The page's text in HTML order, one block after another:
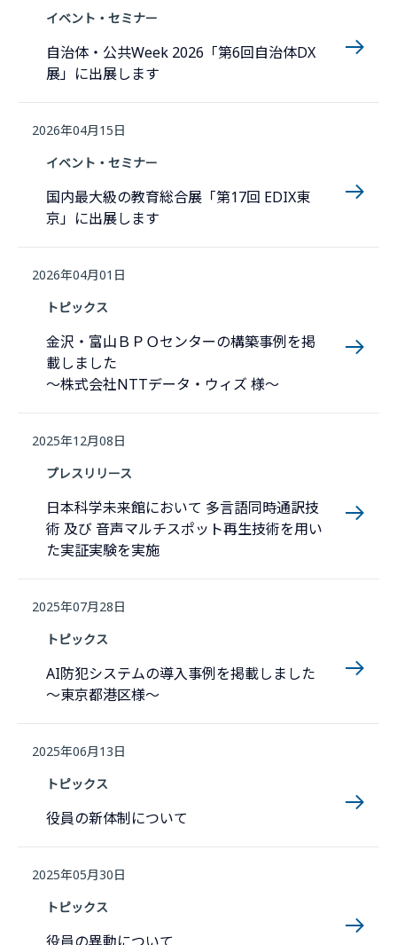
イベント・セミナー
自治体・公共Week 2026「第6回自治体DX
展」に出展します
2026年04月15日
イベント・セミナー
国内最大級の教育総合展「第17回 EDIX東
京」に出展します
2026年04月01日
トピックス
金沢・富山ＢＰＯセンターの構築事例を掲
載しました
～株式会社NTTデータ・ウィズ 様～
2025年12月08日
プレスリリース
日本科学未来館において 多言語同時通訳技
術 及び 音声マルチスポット再生技術を用い
た実証実験を実施
2025年07月28日
トピックス
AI防犯システムの導入事例を掲載しました
〜東京都港区様〜
2025年06月13日
トピックス
役員の新体制について
2025年05月30日
トピックス